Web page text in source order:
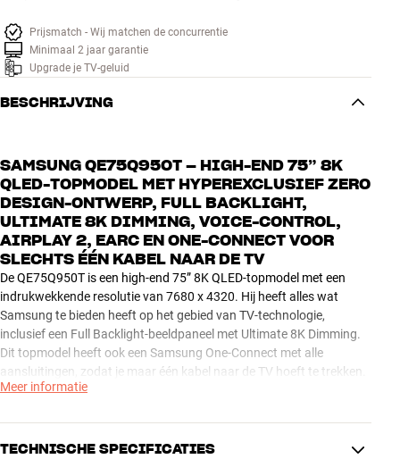
Prijsmatch - Wij matchen de concurrentie
Minimaal 2 jaar garantie
Upgrade je TV-geluid
BESCHRIJVING
SAMSUNG QE75Q950T – HIGH-END 75” 8K
QLED-TOPMODEL MET HYPEREXCLUSIEF ZERO
DESIGN-ONTWERP, FULL BACKLIGHT,
ULTIMATE 8K DIMMING, VOICE-CONTROL,
AIRPLAY 2, EARC EN ONE-CONNECT VOOR
SLECHTS ÉÉN KABEL NAAR DE TV
De QE75Q950T is een high-end 75” 8K QLED-topmodel met een
indrukwekkende resolutie van 7680 x 4320. Hij heeft alles wat
Samsung te bieden heeft op het gebied van TV-technologie,
inclusief een Full Backlight-beeldpaneel met Ultimate 8K Dimming.
Dit topmodel heeft ook een Samsung One-Connect met alle
aansluitingen, zodat je maar één kabel naar de TV hoeft te trekken.
beeld vrijwel de hele voorkant bedekt (Zero Design). Het Ultra Black-
scherm met anti-schittering is verbazingwekkend effectief, ook
Meer informatie
TECHNISCHE SPECIFICATIES